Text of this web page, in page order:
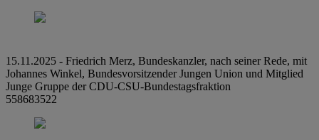
15.11.2025 - Friedrich Merz, Bundeskanzler, nach seiner Rede, mit
Johannes Winkel, Bundesvorsitzender Jungen Union und Mitglied
Junge Gruppe der CDU-CSU-Bundestagsfraktion
558683522